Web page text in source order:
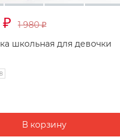
₽ 1 980₽
школьная для девочки